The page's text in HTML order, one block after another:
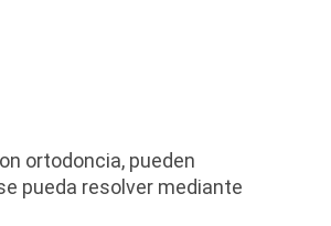
ortodoncia, pueden
pueda resolver mediante